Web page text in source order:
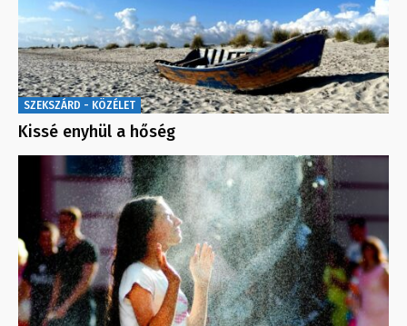
SZEKSZÁRD - KÖZÉLET
Kissé enyhül a hőség